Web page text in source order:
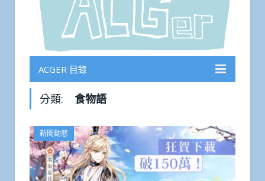
ACGER 目錄
分類: 食物語
新聞動態